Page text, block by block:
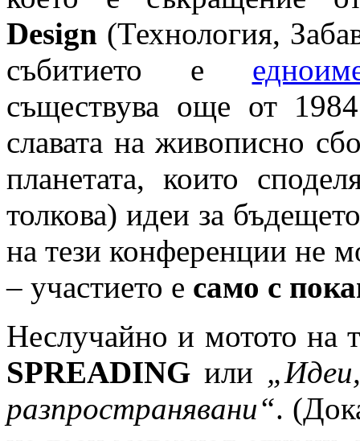
Design (Технология,
събитието е
съществува още от
славата на живописно
планетата, които
толкова) идеи за
на тези конференции не
– участието е само с
Неслучайно и мотото на
SPREADING или
разпространявани“.